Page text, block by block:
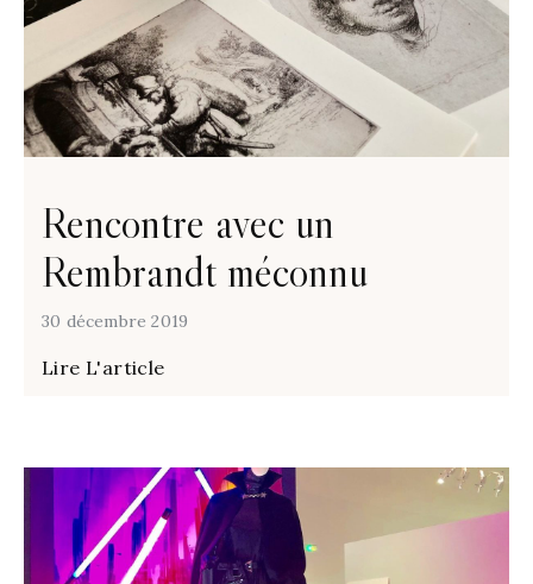
Rencontre avec un
Rembrandt méconnu
30 décembre 2019
Lire L'article